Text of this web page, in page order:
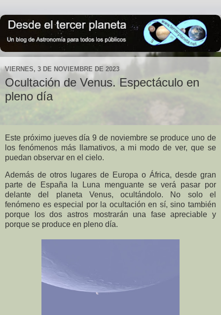
VIERNES, 3 DE NOVIEMBRE DE 2023
Ocultación de Venus. Espectáculo en
pleno día
Este próximo jueves día 9 de noviembre se produce uno de
los fenómenos más llamativos, a mi modo de ver, que se
puedan observar en el cielo.
Además de otros lugares de Europa o África, desde gran
parte de España la Luna menguante se verá pasar por
delante del planeta Venus, ocultándolo. No solo el
fenómeno es especial por la ocultación en sí, sino también
porque los dos astros mostrarán una fase apreciable y
porque se produce en pleno día.